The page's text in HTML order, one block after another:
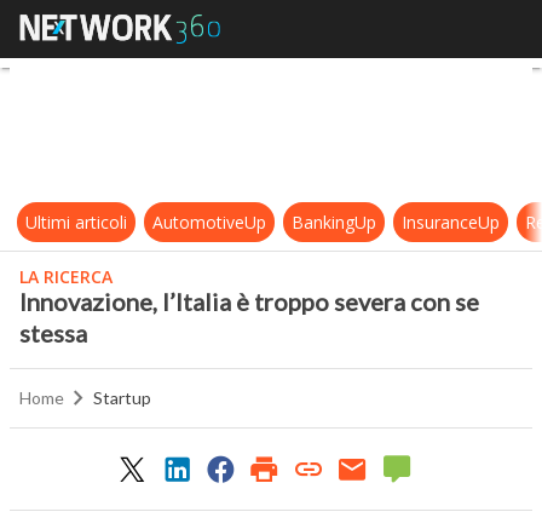
Innovazione, l’Italia è troppo
Ultimi articoli AutomotiveUp BankingUp InsuranceUp
LA RICERCA
Innovazione, l’Italia è troppo severa con se
stessa
Home Startup